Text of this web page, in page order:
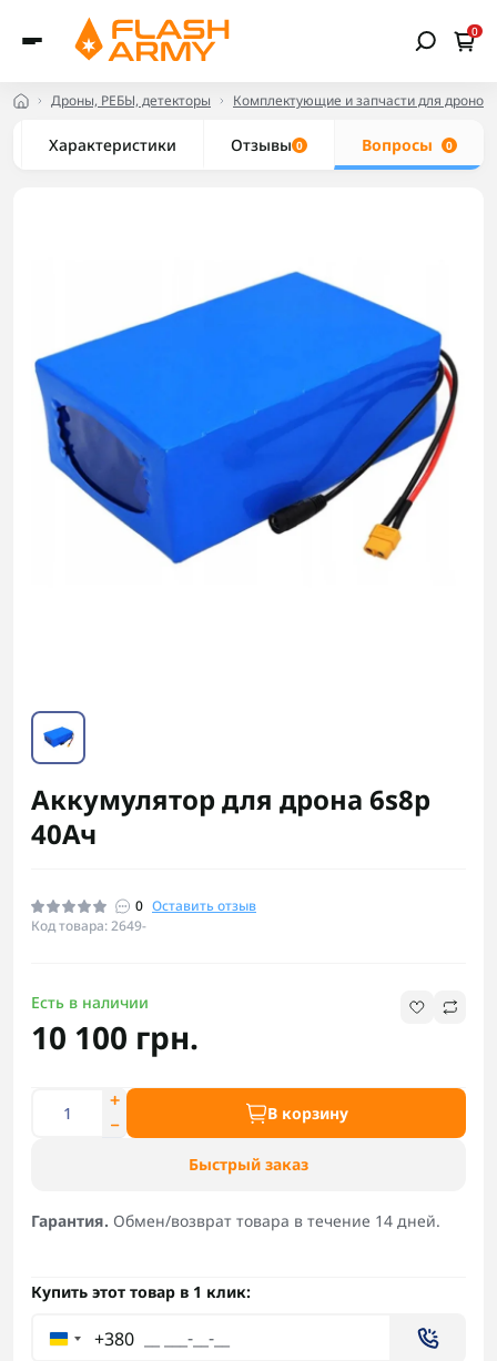
0
Дроны, РЕБЫ, детекторы Комплектующие и запчасти для дронов
Характеристики Отзывы 0 Вопросы 0
Аккумулятор для дрона 6s8p
40Ач
0 Оставить отзыв
Код товара: 2649-
Есть в наличии
10 100 грн.
В корзину
Быстрый заказ
Гарантия. Обмен/возврат товара в течение 14 дней.
Купить этот товар в 1 клик:
+380